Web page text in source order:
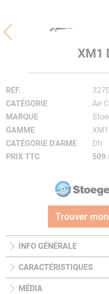
XM1
RÉF.
CATÉGORIE
Air
MARQUE
GAMME
XM1
CATÉGORIE D'ARME
Dh
PRIX TTC
Trouver
INFO GÉNÉRALE
CARACTÉRISTIQUES
MÉDIA